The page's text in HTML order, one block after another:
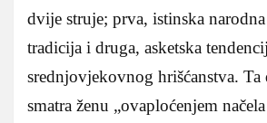
dvije struje; prva, istinska
tradicija i druga, asketska
srednjovjekovnog hrišćanstva. Ta
smatra ženu „ovaploćenjem